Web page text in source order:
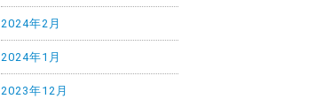
2024年2月
2024年1月
2023年12月